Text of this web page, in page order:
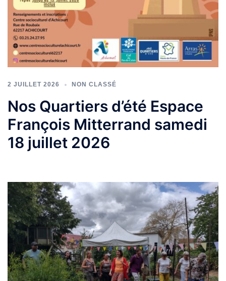
2 JUILLET 2026 NON CLASSÉ
Nos Quartiers d’été Espace
François Mitterrand samedi
18 juillet 2026